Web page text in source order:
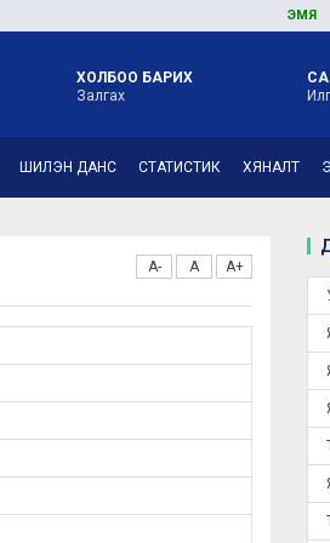
ЭМЯ
ХОЛБОО БАРИХ
Залгах
ШИЛЭН ДАНС СТАТИСТИК ХЯНАЛТ
A- A A+